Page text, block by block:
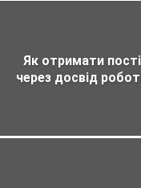
Як отримати
через досвід